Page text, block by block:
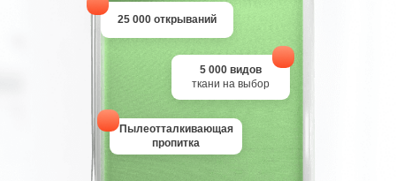
25 000 открываний
5 000 видов
ткани на выбор
Пылеотталкивающая
пропитка